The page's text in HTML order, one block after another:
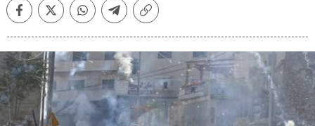
FacebookTwitterWhatsappTelegramCopiar